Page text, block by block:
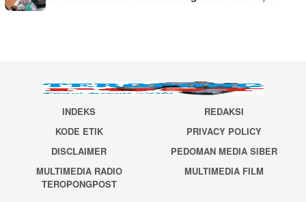
INDEKS
REDAKSI
KODE ETIK
PRIVACY POLICY
DISCLAIMER
PEDOMAN MEDIA SIBER
MULTIMEDIA RADIO
TEROPONGPOST
MULTIMEDIA FILM